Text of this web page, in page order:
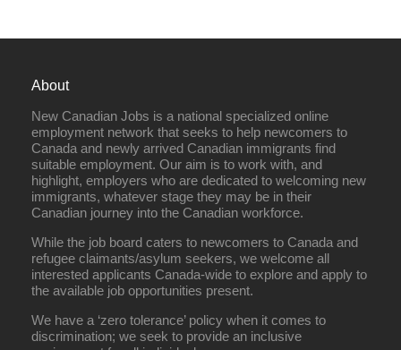
About
New Canadian Jobs is a national specialized online
employment network that seeks to help newcomers to
Canada and newly arrived Canadian immigrants find
suitable employment. Our aim is to work with, and
highlight, employers who are dedicated to welcoming new
immigrants, whatever stage they may be in their
Canadian journey into the Canadian workforce.
While the job board caters to newcomers to Canada and
refugee claimants/asylum seekers, we welcome all
interested applicants Canada-wide to explore and apply to
the available job opportunities present.
We have a ‘zero tolerance’ policy when it comes to
discrimination; we seek to provide an inclusive